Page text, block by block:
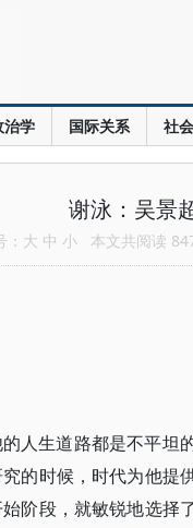
治学 国际关系 社
谢泳：吴景
大 中 小 本文共阅读
人生道路都是不平坦
的时候，时代为他提
阶段，就敏锐地选择